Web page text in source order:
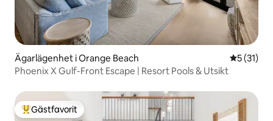
Ägarlägenhet i Orange Beach 5 av 5 i
5 (31)
Phoenix X Gulf-Front Escape | Resort Pools & Utsikt
Populär gästfavorit
Gästfavorit